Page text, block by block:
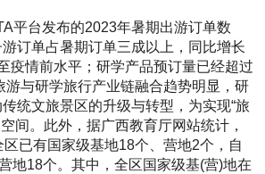
平台发布的2023年暑期出游订单数
订单占暑期订单三成以上，同比增长
疫情前水平；研学产品预订量已经超过
游与研学旅行产业链融合趋势明显，研
统文旅景区的升级与转型，为实现“旅
间。此外，据广西教育厅网站统计，
已有国家级基地18个、营地2个，自
地18个。其中，全区国家级基(营)地在